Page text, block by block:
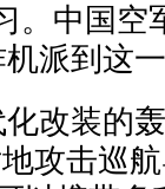
。中国空
派到这
装的轰
攻击巡